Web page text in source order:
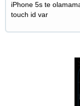
iPhone 5s te
touch id var